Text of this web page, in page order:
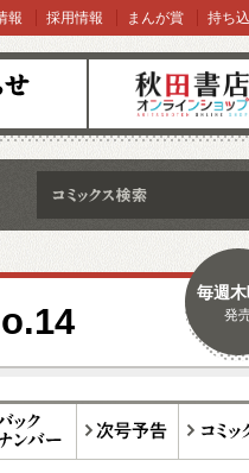
オンラインショップ
報 採用情報 まんが賞 持ち
毎週木
発